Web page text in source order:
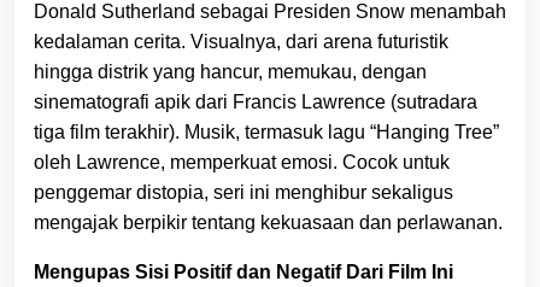
Donald Sutherland sebagai Presiden Snow menambah
kedalaman cerita. Visualnya, dari arena futuristik
hingga distrik yang hancur, memukau, dengan
sinematografi apik dari Francis Lawrence (sutradara
tiga film terakhir). Musik, termasuk lagu “Hanging Tree”
oleh Lawrence, memperkuat emosi. Cocok untuk
penggemar distopia, seri ini menghibur sekaligus
mengajak berpikir tentang kekuasaan dan perlawanan.
Mengupas Sisi Positif dan Negatif Dari Film Ini